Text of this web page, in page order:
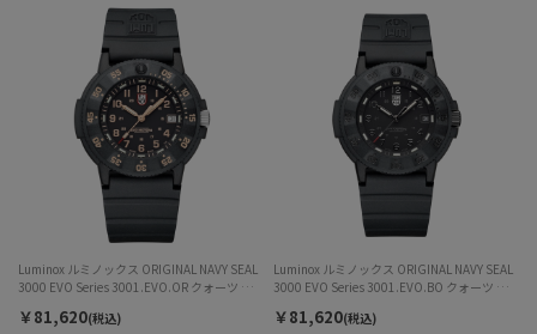
Luminox ルミノックス ORIGINAL NAVY SEAL
3000 EVO Series 3001.EVO.OR クォーツ メ
￥81,620(税込)
Luminox ルミノックス ORIGINAL NAVY SEAL
3000 EVO Series 3001.EVO.BO クォーツ メ
￥81,620(税込)